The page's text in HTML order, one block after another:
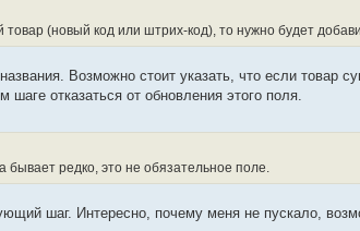
(новый код или штрих-код), то нужно будет
Возможно стоит указать, что если товар
отказаться от обновления этого поля.
бывает редко, это не обязательное поле.
шаг. Интересно, почему меня не пускало,